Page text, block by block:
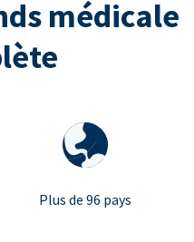
médicale
Plus de 96 pays